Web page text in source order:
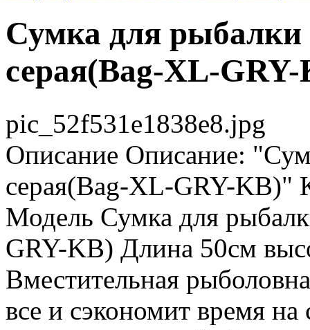
Сумка для
серая(Bag-XL-
pic_52f531e1838e8.jpg
Описание Описание:
серая(Bag-XL-GRY-KB)"
Модель Сумка для
GRY-KB) Длина 50см
Вместительная
все и сэкономит время